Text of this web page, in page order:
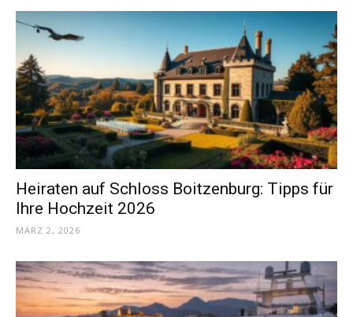
Heiraten auf Schloss Boitzenburg: Tipps für
Ihre Hochzeit 2026
MÄRZ 2, 2026